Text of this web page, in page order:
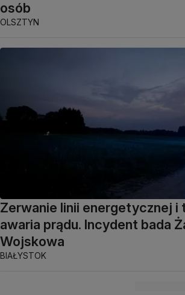
osób
OLSZTYN
Zerwanie linii energetycznej i
awaria prądu. Incydent bada
Wojskowa
BIAŁYSTOK